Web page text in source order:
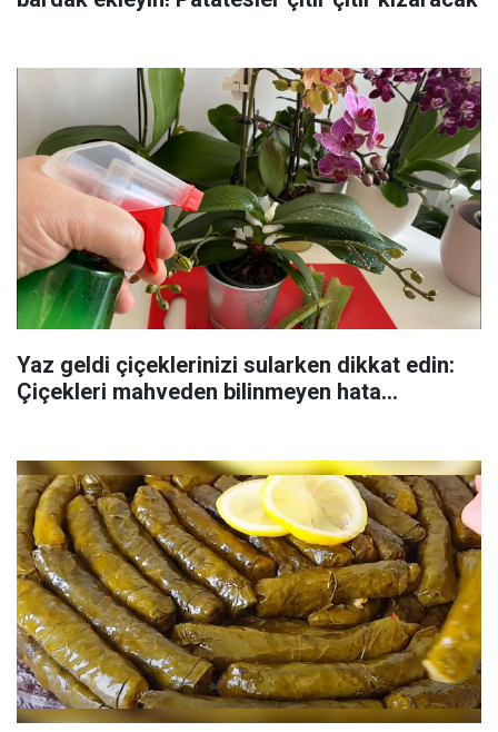
Yaz geldi çiçeklerinizi sularken dikkat edin:
Çiçekleri mahveden bilinmeyen hata...